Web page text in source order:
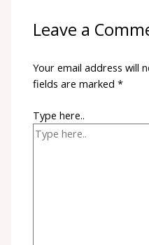
Leave a
Your email address will
fields are marked*
Type here..